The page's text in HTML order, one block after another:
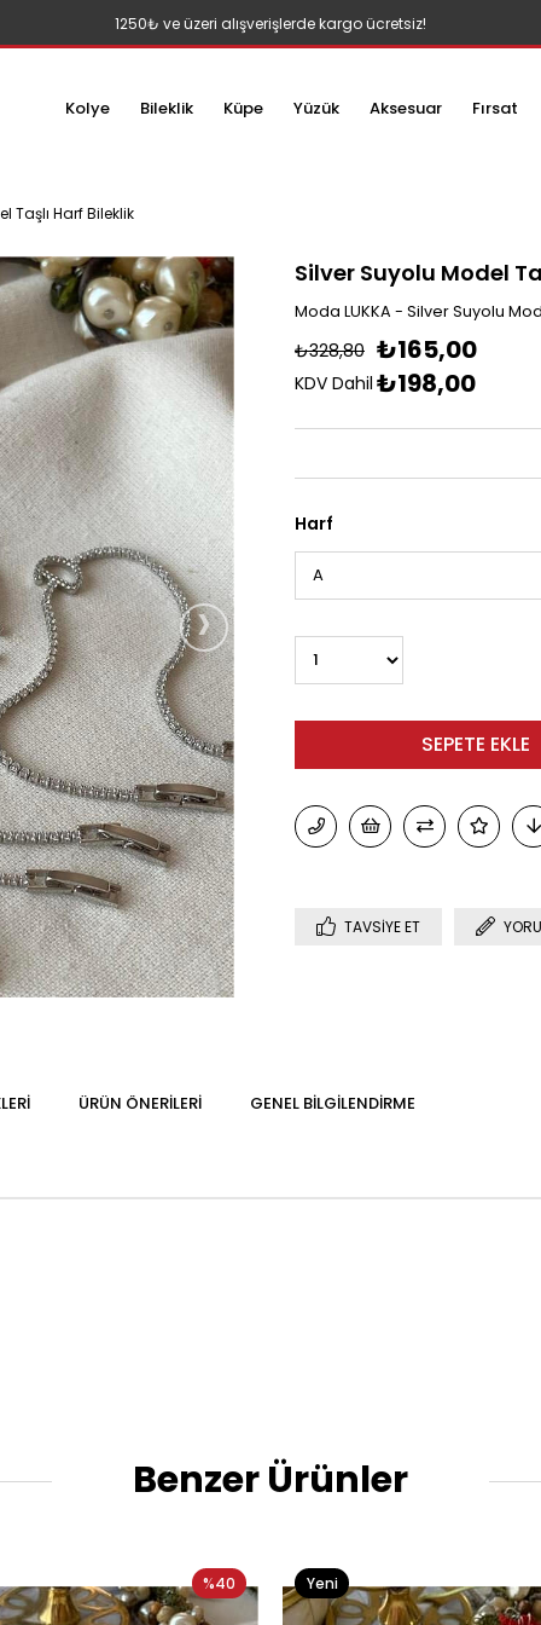
1250₺ ve üzeri alışverişlerde kargo ücretsiz!
Kolye Bileklik Küpe Yüzük Aksesuar Fırsat
Taşlı Harf Bileklik
›
Silver Suyolu Model
Moda LUKKA - Silver Suyolu
₺328,80 ₺165,00
KDV Dahil ₺198,00
Harf
TAVSIYE ET
ÜRÜN ÖNERILERI GENEL BILGILENDIRME
Benzer Ürünler
%40
Yeni
Ürün